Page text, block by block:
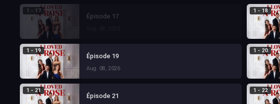
1 - 17
Épisode 17
1 - 18
1 - 19
Épisode 19
Aug. 08, 2026
1 - 20
1 - 21
Épisode 21
1 - 22